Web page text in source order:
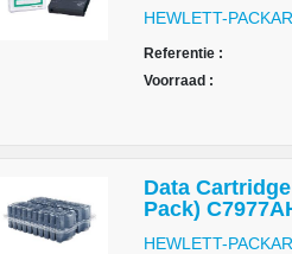
HEWLETT-
Referentie :
Voorraad :
Data
Pack)
HEWLETT-